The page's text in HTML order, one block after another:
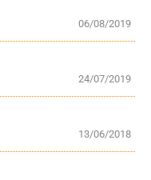
06/08/2019
24/07/2019
13/06/2018